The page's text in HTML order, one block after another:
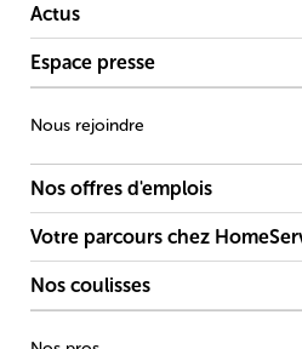
Actus
Espace presse
Nous rejoindre
Nos offres d'emplois
Votre parcours chez
Nos coulisses